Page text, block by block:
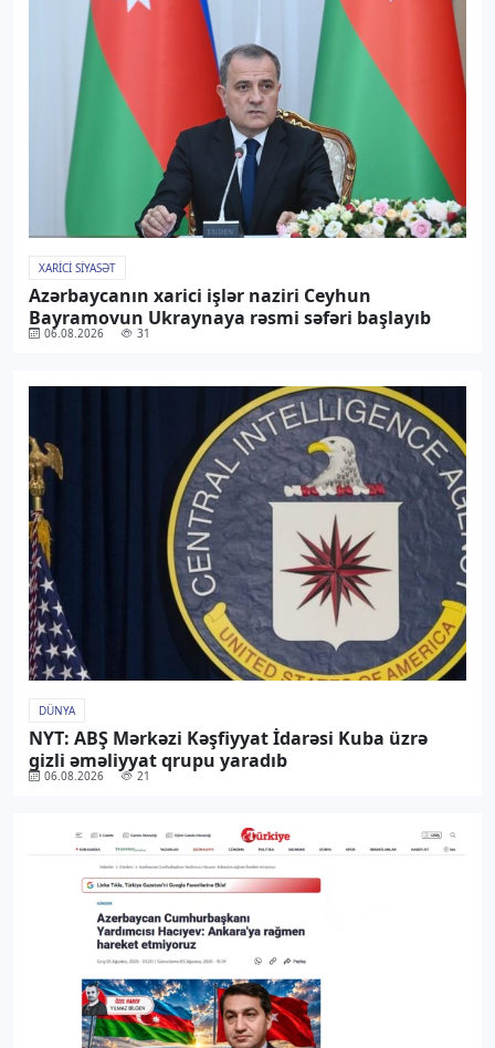
XARICI SIYASƏT
Azərbaycanın xarici işlər naziri Ceyhun
Bayramovun Ukraynaya rəsmi səfəri başlayıb
06.08.2026 31
DÜNYA
NYT: ABŞ Mərkəzi Kəşfiyyat İdarəsi Kuba üzrə
gizli əməliyyat qrupu yaradıb
06.08.2026 21